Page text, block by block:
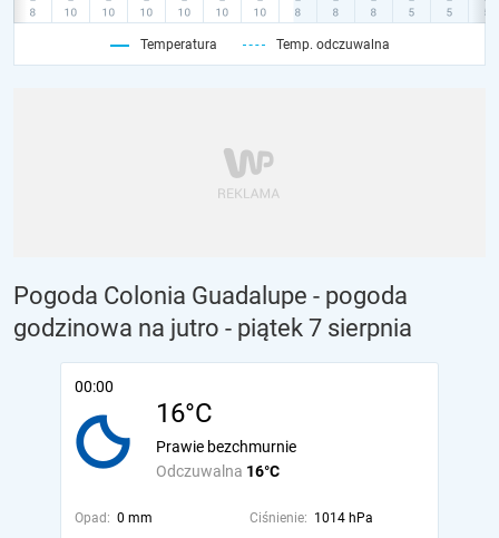
Temperatura Temp. odczuwalna
Pogoda Colonia Guadalupe - pogoda
godzinowa na jutro - piątek 7 sierpnia
00:00
16°C
Odczuwalna 16°C
Prawie bezchmurnie
Opad: 0 mm Ciśnienie: 1014 hPa